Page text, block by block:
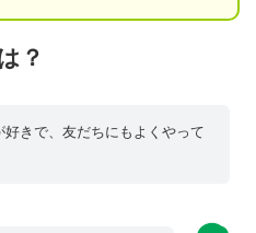
？
きで、友だちにもよくやって